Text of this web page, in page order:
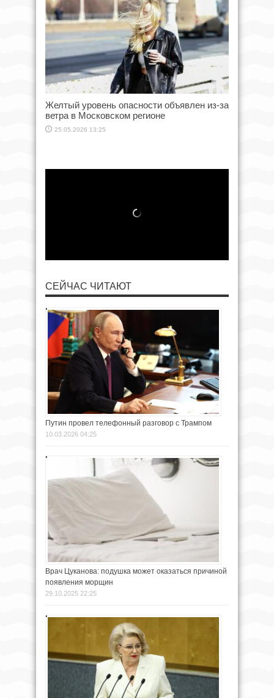
Желтый уровень опасности объявлен из-за
ветра в Московском регионе
25.05.2026 13:25
СЕЙЧАС ЧИТАЮТ
Путин провел телефонный разговор с Трампом
10.03.2026 04:25
Врач Цуканова: подушка может оказаться причиной
появления морщин
29.10.2025 22:25